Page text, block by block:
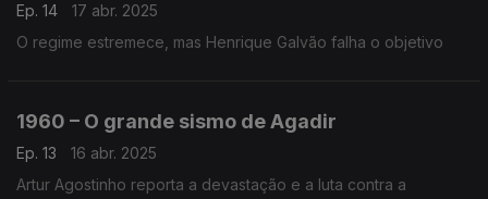
Ep. 14
17 abr. 2025
O regime estremece, mas Henrique Galvão falha o objetivo
1960 – O grande sismo de Agadir
Ep. 13
16 abr. 2025
Artur Agostinho reporta a devastação e a luta contra a